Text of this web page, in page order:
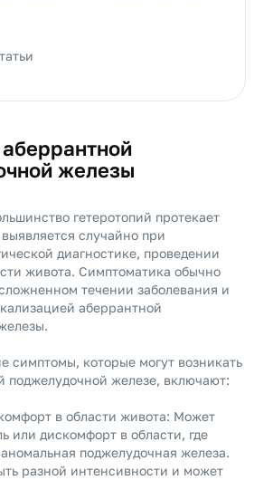
железы
гетеротопий протекает
случайно при
диагностике, проведении
живота. Симптоматика обычно
течении заболевания и
аберрантной
симптомы, которые могут возникать
поджелудочной железе, включают:
в области живота: Может
или дискомфорт в области, где
поджелудочная железа.
разной интенсивности и может